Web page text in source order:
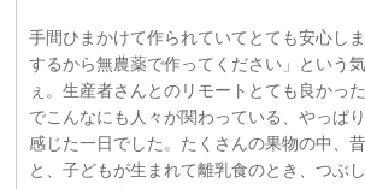
手間ひまかけて作られていてとても安心し
するから無農薬で作ってください」という
ぇ。生産者さんとのリモートとても良かっ
でこんなにも人々が関わっている、やっぱ
感じた一日でした。たくさんの果物の中、
と、子どもが生まれて離乳食のとき、つぶ